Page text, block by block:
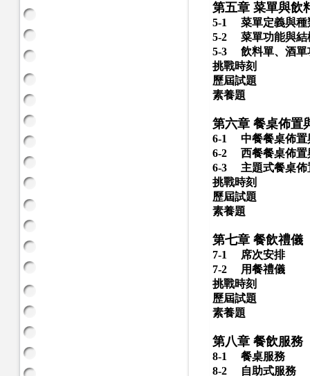
第五章 菜單與飲
5-1
菜單定義與種
5-2
菜單功能與結
5-3
飲料單、酒單
挑戰時刻
歷屆試題
素養題
第六章 餐桌佈置
6-1
中餐餐桌佈置
6-2
西餐餐桌佈置
6-3
主題式餐桌佈
挑戰時刻
歷屆試題
素養題
第七章 餐飲禮儀
7-1
席次安排
7-2
用餐禮儀
挑戰時刻
歷屆試題
素養題
第八章 餐飲服務
8-1
餐桌服務
8-2
自助式服務